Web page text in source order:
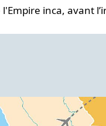
inca, avant